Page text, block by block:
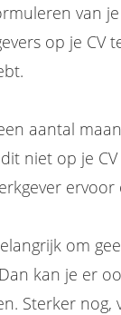
van
op je CV
aantal
niet op je
om
kan je er
Sterker